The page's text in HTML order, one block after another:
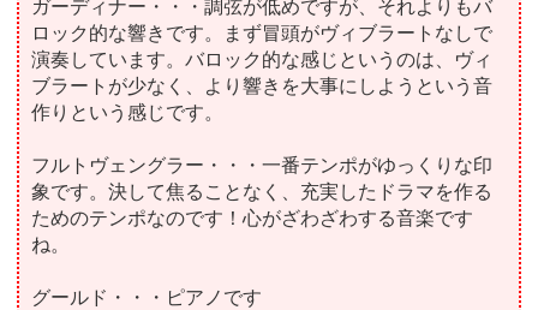
ガーディナー・・・調弦が低めですが、それよりもバ
ロック的な響きです。まず冒頭がヴィブラートなしで
演奏しています。バロック的な感じというのは、ヴィ
ブラートが少なく、より響きを大事にしようという音
作りという感じです。
フルトヴェングラー・・・一番テンポがゆっくりな印
象です。決して焦ることなく、充実したドラマを作る
ためのテンポなのです！心がざわざわする音楽です
ね。
グールド・・・ピアノです